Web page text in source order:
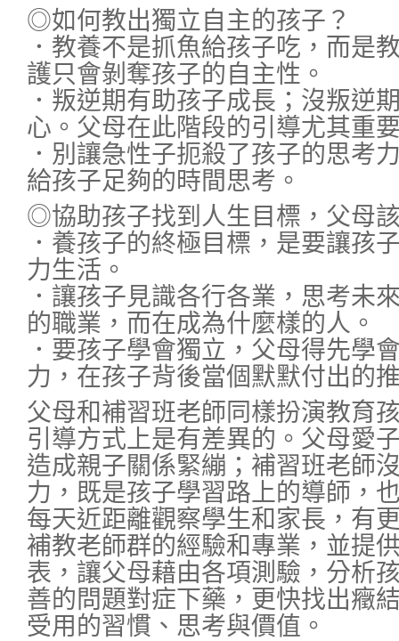
◎如何教出獨立自主的孩子？
．教養不是抓魚給孩子吃，而是
護只會剝奪孩子的自主性。
．叛逆期有助孩子成長；沒叛逆
心。父母在此階段的引導尤其重
．別讓急性子扼殺了孩子的思考
給孩子足夠的時間思考。
◎協助孩子找到人生目標，父母
．養孩子的終極目標，是要讓孩
力生活。
．讓孩子見識各行各業，思考未
的職業，而在成為什麼樣的人。
．要孩子學會獨立，父母得先學
力，在孩子背後當個默默付出的
父母和補習班老師同樣扮演教育
引導方式上是有差異的。父母愛
造成親子關係緊繃；補習班老師
力，既是孩子學習路上的導師，
每天近距離觀察學生和家長，有
補教老師群的經驗和專業，並提
表，讓父母藉由各項測驗，分析
善的問題對症下藥，更快找出癥
受用的習慣、思考與價值。